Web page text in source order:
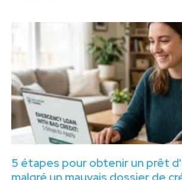
5 étapes pour obtenir un prêt